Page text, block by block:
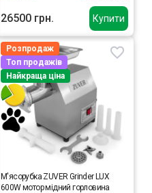
Купити
26500 грн.
Розпродаж
Топ продажів
Найкраща ціна
М'ясорубка ZUVER Grinder LUX
600W мотор мідний горловина